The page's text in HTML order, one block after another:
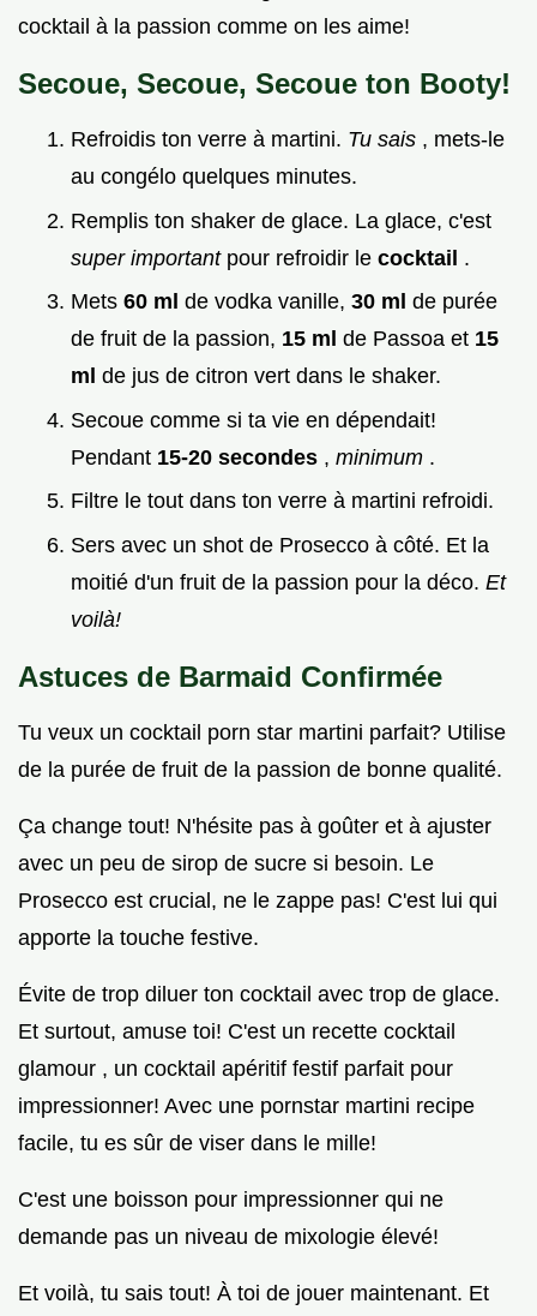
cocktail à la passion comme on les aime!
Secoue, Secoue, Secoue ton Booty!
Refroidis ton verre à martini. Tu sais , mets-le
au congélo quelques minutes.
Remplis ton shaker de glace. La glace, c'est
super important pour refroidir le cocktail .
Mets 60 ml de vodka vanille, 30 ml de purée
de fruit de la passion, 15 ml de Passoa et 15
ml de jus de citron vert dans le shaker.
Secoue comme si ta vie en dépendait!
Pendant 15-20 secondes , minimum .
Filtre le tout dans ton verre à martini refroidi.
Sers avec un shot de Prosecco à côté. Et la
moitié d'un fruit de la passion pour la déco. Et
voilà!
Astuces de Barmaid Confirmée
Tu veux un cocktail porn star martini parfait? Utilise
de la purée de fruit de la passion de bonne qualité.
Ça change tout! N'hésite pas à goûter et à ajuster
avec un peu de sirop de sucre si besoin. Le
Prosecco est crucial, ne le zappe pas! C'est lui qui
apporte la touche festive.
Évite de trop diluer ton cocktail avec trop de glace.
Et surtout, amuse toi! C'est un recette cocktail
glamour , un cocktail apéritif festif parfait pour
impressionner! Avec une pornstar martini recipe
facile, tu es sûr de viser dans le mille!
C'est une boisson pour impressionner qui ne
demande pas un niveau de mixologie élevé!
Et voilà, tu sais tout! À toi de jouer maintenant. Et